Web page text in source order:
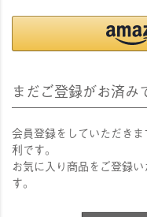
まだご登録がお済み
会員登録をしていただき
利です。
お気に入り商品をご登録
す。